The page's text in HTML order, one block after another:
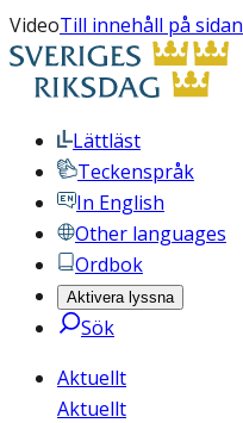
VideoTill innehåll på sidan
Lättläst
Teckenspråk
In English
Other languages
Ordbok
Aktivera lyssna
Sök
Aktuellt
Aktuellt